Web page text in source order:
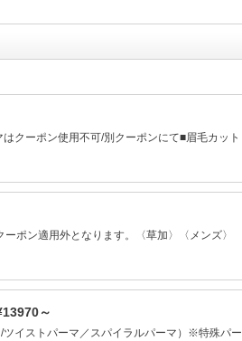
クーポン使用不可/別クーポンにて■眉毛カット
ポン適用外となります。〈草加〉〈メンズ〉
～
イストパーマ／スパイラルパーマ）※特殊パー